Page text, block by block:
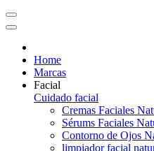
Home
Marcas
Facial
Cuidado facial
Cremas Faciales
Sérums Faciales
Contorno de Ojos
limpiador facial